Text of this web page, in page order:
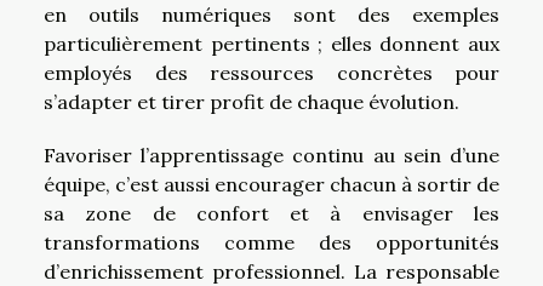
en outils numériques sont des exemples
particulièrement pertinents ; elles donnent aux
employés des ressources concrètes pour
s’adapter et tirer profit de chaque évolution.
Favoriser l’apprentissage continu au sein d’une
équipe, c’est aussi encourager chacun à sortir de
sa zone de confort et à envisager les
transformations comme des opportunités
d’enrichissement professionnel. La responsable